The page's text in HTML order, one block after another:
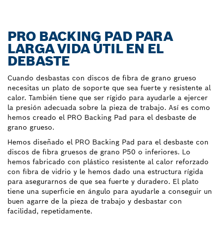
PRO BACKING PAD PARA
LARGA VIDA ÚTIL EN EL
DEBASTE
Cuando desbastas con discos de fibra de grano grueso
necesitas un plato de soporte que sea fuerte y resistente al
calor. También tiene que ser rígido para ayudarle a ejercer
la presión adecuada sobre la pieza de trabajo. Así es como
hemos creado el PRO Backing Pad para el desbaste de
grano grueso.
Hemos diseñado el PRO Backing Pad para el desbaste con
discos de fibra gruesos de grano P50 o inferiores. Lo
hemos fabricado con plástico resistente al calor reforzado
con fibra de vidrio y le hemos dado una estructura rígida
para asegurarnos de que sea fuerte y duradero. El plato
tiene una superficie en ángulo para ayudarle a conseguir un
buen agarre de la pieza de trabajo y desbastar con
facilidad, repetidamente.